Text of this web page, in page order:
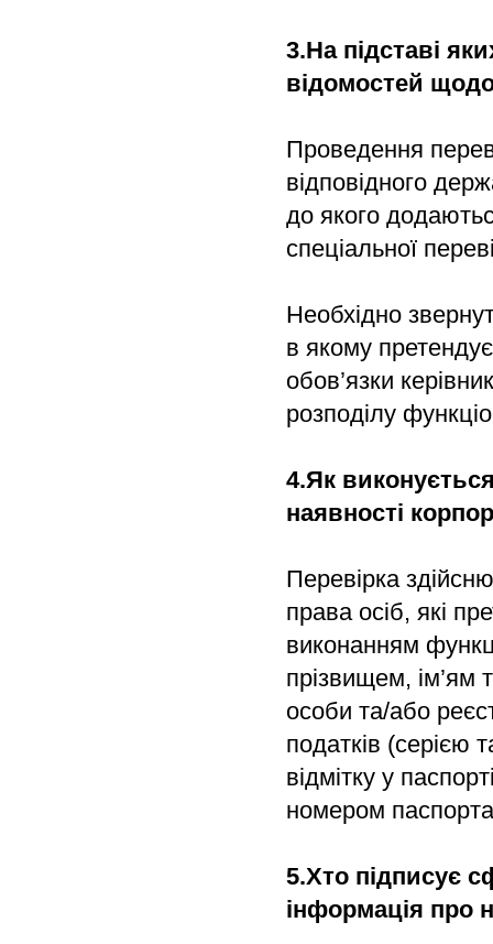
3.На підставі
відомостей
Проведення
відповідного
до якого
спеціальної
Необхідно
в якому
обов’язки
розподілу
4.Як
наявності
Перевірка
права осіб, які
виконанням
прізвищем, ім’ям
особи та/або
податків (серією
відмітку у
номером
5.Хто підписує
інформація про